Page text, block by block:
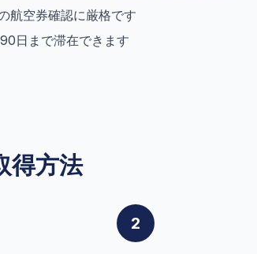
航空券確認に厳格です
日まで滞在できます
得方法
2